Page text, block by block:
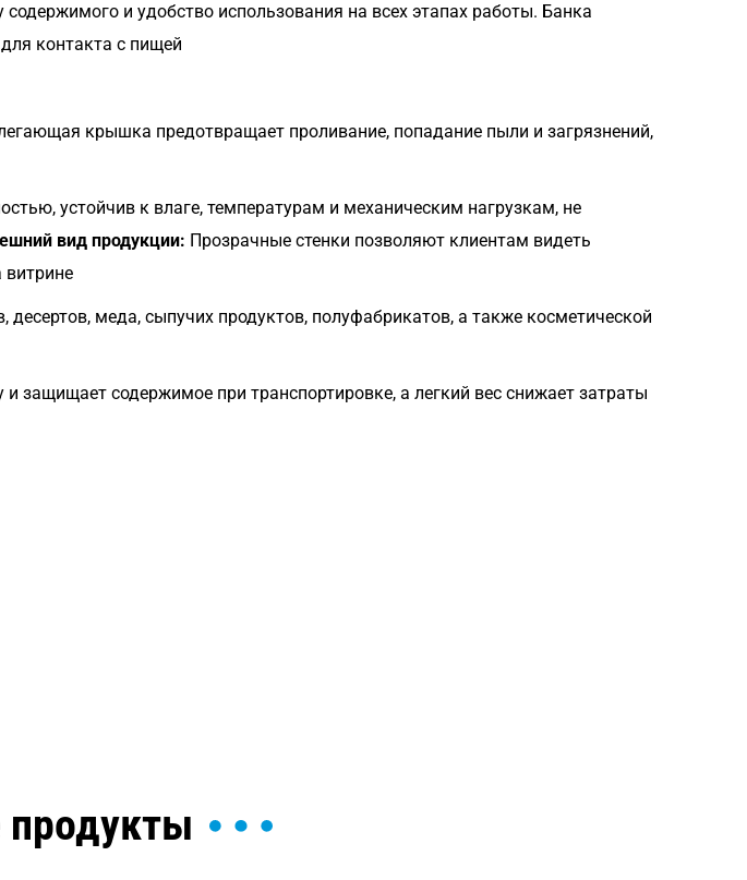
и удобство использования на всех этапах работы. Банка
контакта с пищей
крышка предотвращает проливание, попадание пыли и загрязнений,
устойчив к влаге, температурам и механическим нагрузкам, не
вид продукции: Прозрачные стенки позволяют клиентам видеть
витрине
десертов, меда, сыпучих продуктов, полуфабрикатов, а также косметической
защищает содержимое при транспортировке, а легкий вес снижает затраты